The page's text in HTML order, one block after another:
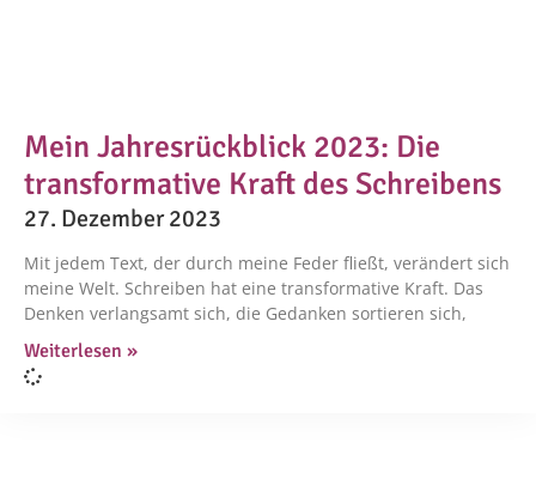
Mein Jahresrückblick 2023: Die
transformative Kraft des Schreibens
27. Dezember 2023
Mit jedem Text, der durch meine Feder fließt, verändert sich
meine Welt. Schreiben hat eine transformative Kraft. Das
Denken verlangsamt sich, die Gedanken sortieren sich,
Weiterlesen »